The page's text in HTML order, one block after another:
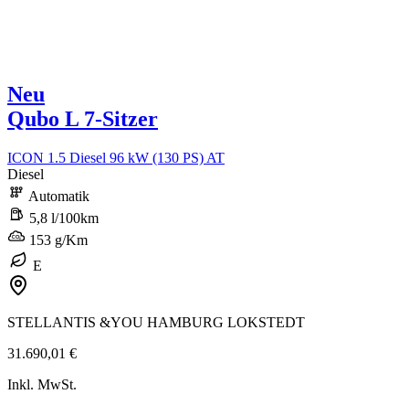
Neu
Qubo L 7-Sitzer
ICON 1.5 Diesel 96 kW (130 PS) AT
Diesel
Automatik
5,8 l/100km
153 g/Km
E
STELLANTIS &YOU HAMBURG LOKSTEDT
31.690,01 €
Inkl. MwSt.